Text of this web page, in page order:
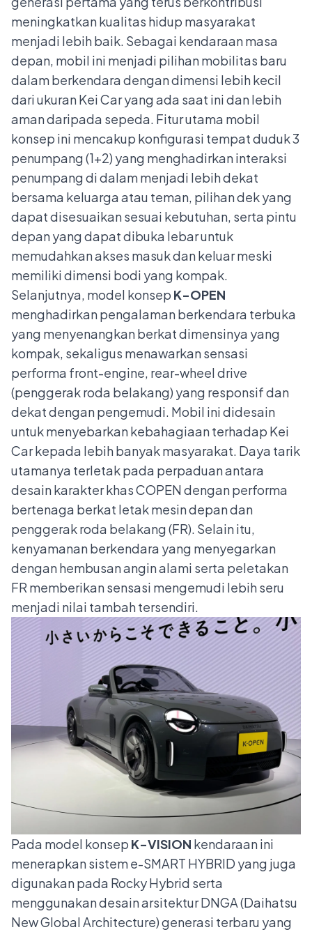
meningkatkan kualitas hidup masyarakat
menjadi lebih baik. Sebagai kendaraan masa
depan, mobil ini menjadi pilihan mobilitas baru
dalam berkendara dengan dimensi lebih kecil
dari ukuran Kei Car yang ada saat ini dan lebih
aman daripada sepeda. Fitur utama mobil
konsep ini mencakup konfigurasi tempat duduk 3
penumpang (1+2) yang menghadirkan interaksi
penumpang di dalam menjadi lebih dekat
bersama keluarga atau teman, pilihan dek yang
dapat disesuaikan sesuai kebutuhan, serta pintu
depan yang dapat dibuka lebar untuk
memudahkan akses masuk dan keluar meski
memiliki dimensi bodi yang kompak.
Selanjutnya, model konsep K-OPEN
menghadirkan pengalaman berkendara terbuka
yang menyenangkan berkat dimensinya yang
kompak, sekaligus menawarkan sensasi
performa front-engine, rear-wheel drive
(penggerak roda belakang) yang responsif dan
dekat dengan pengemudi. Mobil ini didesain
untuk menyebarkan kebahagiaan terhadap Kei
Car kepada lebih banyak masyarakat. Daya tarik
utamanya terletak pada perpaduan antara
desain karakter khas COPEN dengan performa
bertenaga berkat letak mesin depan dan
penggerak roda belakang (FR). Selain itu,
kenyamanan berkendara yang menyegarkan
dengan hembusan angin alami serta peletakan
FR memberikan sensasi mengemudi lebih seru
menjadi nilai tambah tersendiri.
Pada model konsep K-VISION kendaraan ini
menerapkan sistem e-SMART HYBRID yang juga
digunakan pada Rocky Hybrid serta
menggunakan desain arsitektur DNGA (Daihatsu
New Global Architecture) generasi terbaru yang